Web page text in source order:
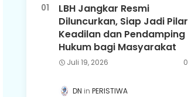
LBH Jangkar Resmi
Diluncurkan, Siap Jadi Pilar
Keadilan dan Pendamping
Hukum bagi Masyarakat
Juli 19, 2026 0
DN PERISTIWA